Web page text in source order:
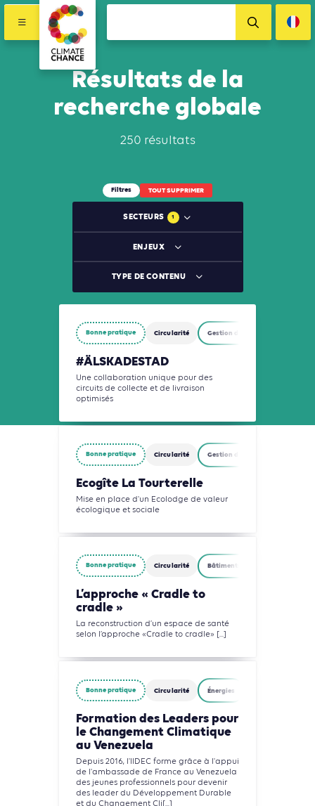
Résultats de la
recherche globale
250 résultats
Filtres TOUT SUPPRIMER
SECTEURS 1
ENJEUX
TYPE DE CONTENU
Bonne pratique Circularité Gestion des déchets
#ÄLSKADESTAD
Une collaboration unique pour des
circuits de collecte et de livraison
optimisés
Bonne pratique Circularité Gestion des déchets
Ecogîte La Tourterelle
Mise en place d'un Ecolodge de valeur
écologique et sociale
Bonne pratique Circularité Bâtiments
L’approche « Cradle to
cradle »
La reconstruction d’un espace de santé
selon l’approche «Cradle to cradle» [...]
Bonne pratique Circularité Énergies
Formation des Leaders pour
le Changement Climatique
au Venezuela
Depuis 2016, l'IIDEC forme grâce à l'appui
de l'ambassade de France au Venezuela
des jeunes professionnels pour devenir
des leader du Développement Durable
et du Changement Cli[...]